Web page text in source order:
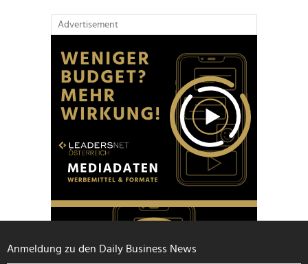
Advertisement
Anmeldung zu den Daily Business News